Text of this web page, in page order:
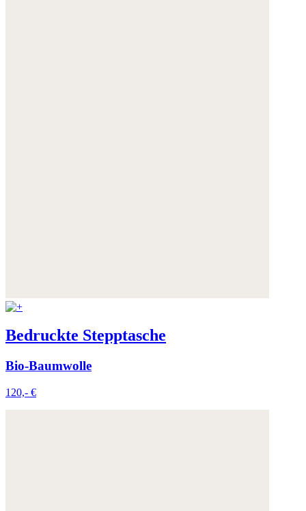
Bedruckte Stepptasche
Bio-Baumwolle
120,- €